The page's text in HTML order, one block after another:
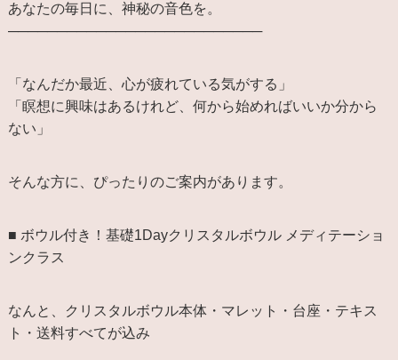
あなたの毎日に、神秘の音色を。
──────────────────────────
「なんだか最近、心が疲れている気がする」
「瞑想に興味はあるけれど、何から始めればいいか分から
ない」
そんな方に、ぴったりのご案内があります。
■ ボウル付き！基礎1Dayクリスタルボウル メディテーショ
ンクラス
なんと、クリスタルボウル本体・マレット・台座・テキス
ト・送料すべてが込み